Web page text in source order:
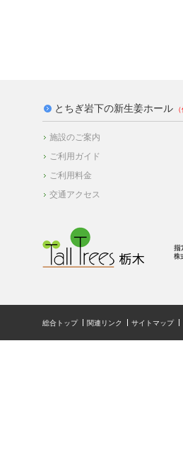
とちぎ岩下の新生姜ホール
施設のご案内
ご利用ガイド
ご利用料金
交通アクセス
総合トップ 関連リンク サイトマップ